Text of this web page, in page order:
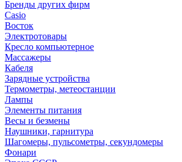
Бренды других фирм
Casio
Восток
Электротовары
Кресло компьютерное
Массажеры
Кабеля
Зарядные устройства
Термометры, метеостанции
Лампы
Элементы питания
Весы и безмены
Наушники, гарнитура
Шагомеры, пульсометры, секундомеры
Фонари